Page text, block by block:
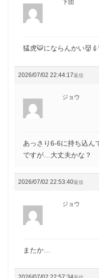
下団
猛虎🐯にならんかい
2026/07/02 22:44:17返信
ジョウ
あっさり6-6に持ち込ん
ですが…大丈夫かな？
2026/07/02 22:53:40返信
ジョウ
またか…